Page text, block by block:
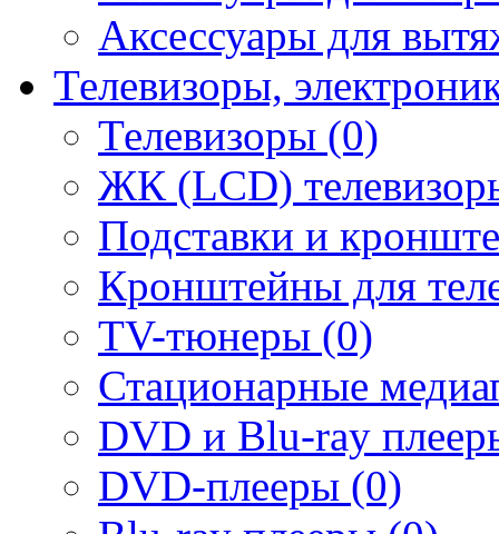
Аксессуары для
Телевизоры,
Телевизоры (0)
ЖК (LCD)
Подставки и
Кронштейны для
TV-тюнеры (0)
Стационарные
DVD и Blu-ray
DVD-плееры (0)